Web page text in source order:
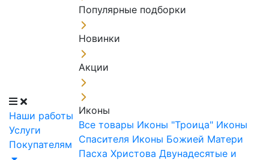
Наши работы
Услуги
Покупателям
Популярные подборки
Новинки
Акции
Иконы
Все товары Иконы "Троица" Иконы
Спасителя Иконы Божией Матери
Пасха Христова Двунадесятые и